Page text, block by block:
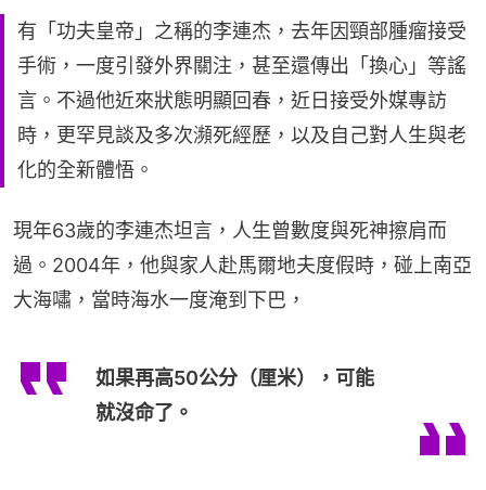
有「功夫皇帝」之稱的李連杰，去年因頸部腫瘤接受
手術，一度引發外界關注，甚至還傳出「換心」等謠
言。不過他近來狀態明顯回春，近日接受外媒專訪
時，更罕見談及多次瀕死經歷，以及自己對人生與老
化的全新體悟。
現年63歲的李連杰坦言，人生曾數度與死神擦肩而
過。2004年，他與家人赴馬爾地夫度假時，碰上南亞
大海嘯，當時海水一度淹到下巴，
如果再高50公分（厘米），可能
就沒命了。